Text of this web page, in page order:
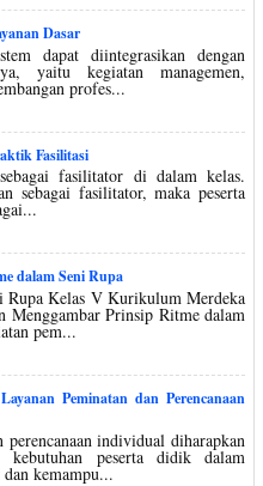
Dasar
dapat diintegrasikan dengan
yaitu kegiatan managemen,
profes...
Fasilitasi
fasilitator di dalam kelas.
sebagai fasilitator, maka peserta
dalam Seni Rupa
Rupa Kelas V Kurikulum Merdeka
Menggambar Prinsip Ritme dalam
pem...
Peminatan dan Perencanaan
perencanaan individual diharapkan
kebutuhan peserta didik dalam
kemampu...